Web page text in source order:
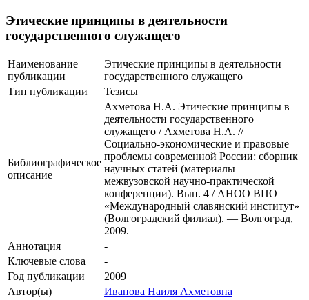
Этические принципы в деятельности
государственного служащего
Наименование
публикации
Этические принципы в деятельности
государственного служащего
Тип публикации
Тезисы
Библиографическое
описание
Ахметова Н.А. Этические принципы в
деятельности государственного
служащего / Ахметова Н.А. //
Социально-экономические и правовые
проблемы современной России: сборник
научных статей (материалы
межвузовской научно-практической
конференции). Вып. 4 / АНОО ВПО
«Международный славянский институт»
(Волгоградский филиал). — Волгоград,
2009.
Аннотация
-
Ключевые cлова
-
Год публикации
2009
Автор(ы)
Иванова Наиля Ахметовна